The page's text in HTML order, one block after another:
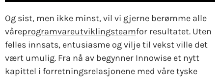
Og sist, men ikke minst, vil vi gjerne berømme alle
våreprogramvareutviklingsteamfor resultatet. Uten
felles innsats, entusiasme og vilje til vekst ville det
vært umulig. Fra nå av begynner Innowise et nytt
kapittel i forretningsrelasjonene med våre tyske